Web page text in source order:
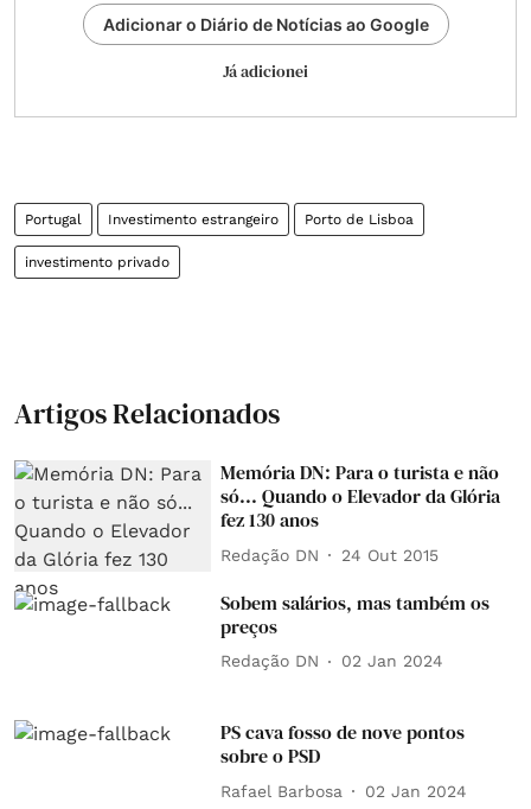
Adicionar o Diário de Notícias ao Google
Já adicionei
Portugal Investimento estrangeiro Porto de Lisboa
investimento privado
Artigos Relacionados
Memória DN: Para o turista e não
só... Quando o Elevador da Glória
fez 130 anos
Redação DN 24 Out 2015
Sobem salários, mas também os
preços
Redação DN 02 Jan 2024
PS cava fosso de nove pontos
sobre o PSD
Rafael Barbosa 02 Jan 2024